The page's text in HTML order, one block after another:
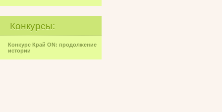
Конкурсы:
Конкурс Край ON: продолжение
истории